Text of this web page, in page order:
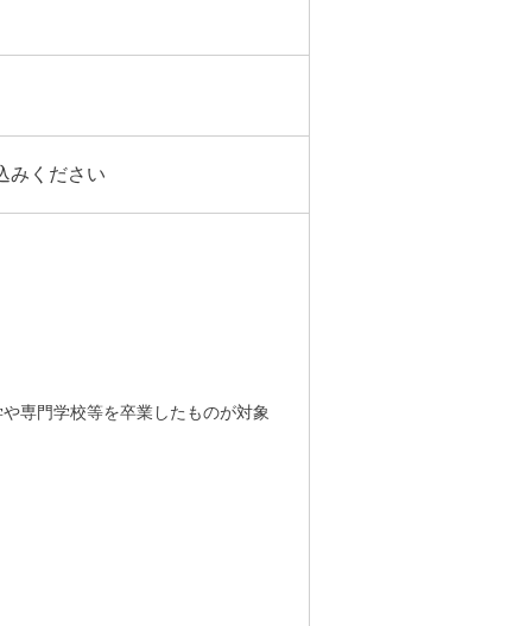
みください
専門学校等を卒業したものが対象